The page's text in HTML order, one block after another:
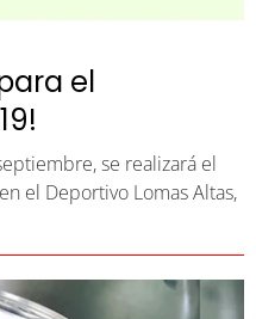
el
se realizará el
el Deportivo Lomas Altas,